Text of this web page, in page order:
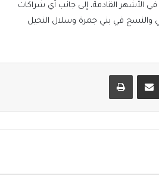
الأشهر القادمة، إلى جانب أي شراكات
والنسج في بني جمرة وسلال النخيل
مشاركة عبر البريد طباعة